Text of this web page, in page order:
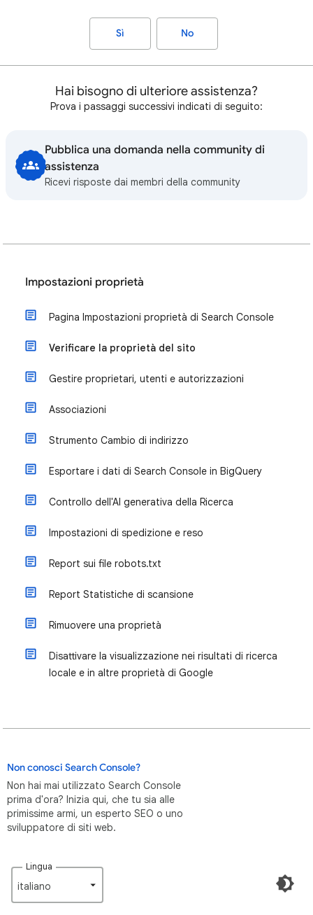
Sì No
Hai bisogno di ulteriore assistenza?
Prova i passaggi successivi indicati di seguito:
Pubblica una domanda nella community di
assistenza
Ricevi risposte dai membri della community
Impostazioni proprietà
Pagina Impostazioni proprietà di Search Console
Verificare la proprietà del sito
Gestire proprietari, utenti e autorizzazioni
Associazioni
Strumento Cambio di indirizzo
Esportare i dati di Search Console in BigQuery
Controllo dell'AI generativa della Ricerca
Impostazioni di spedizione e reso
​Report sui file robots.txt
Report Statistiche di scansione
Rimuovere una proprietà
Disattivare la visualizzazione nei risultati di ricerca
locale e in altre proprietà di Google
Non conosci Search Console?
Non hai mai utilizzato Search Console
prima d'ora? Inizia qui, che tu sia alle
primissime armi, un esperto SEO o uno
sviluppatore di siti web.
Lingua
italiano‎